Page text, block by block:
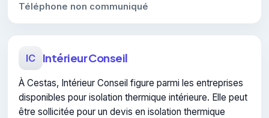
Téléphone non communiqué
IC Intérieur Conseil
À Cestas, Intérieur Conseil figure parmi les entreprises
disponibles pour isolation thermique intérieure. Elle peut
être sollicitée pour un devis en isolation thermique